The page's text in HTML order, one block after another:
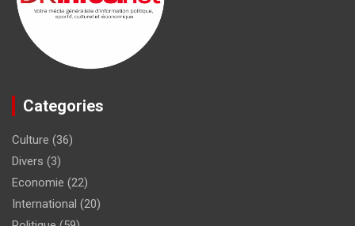
Categories
Culture (36)
Divers (3)
Economie (22)
International (20)